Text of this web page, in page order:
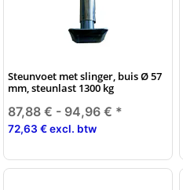
Steunvoet met slinger, buis Ø 57
mm, steunlast 1300 kg
87,88 € - 94,96 € *
72,63 € excl. btw